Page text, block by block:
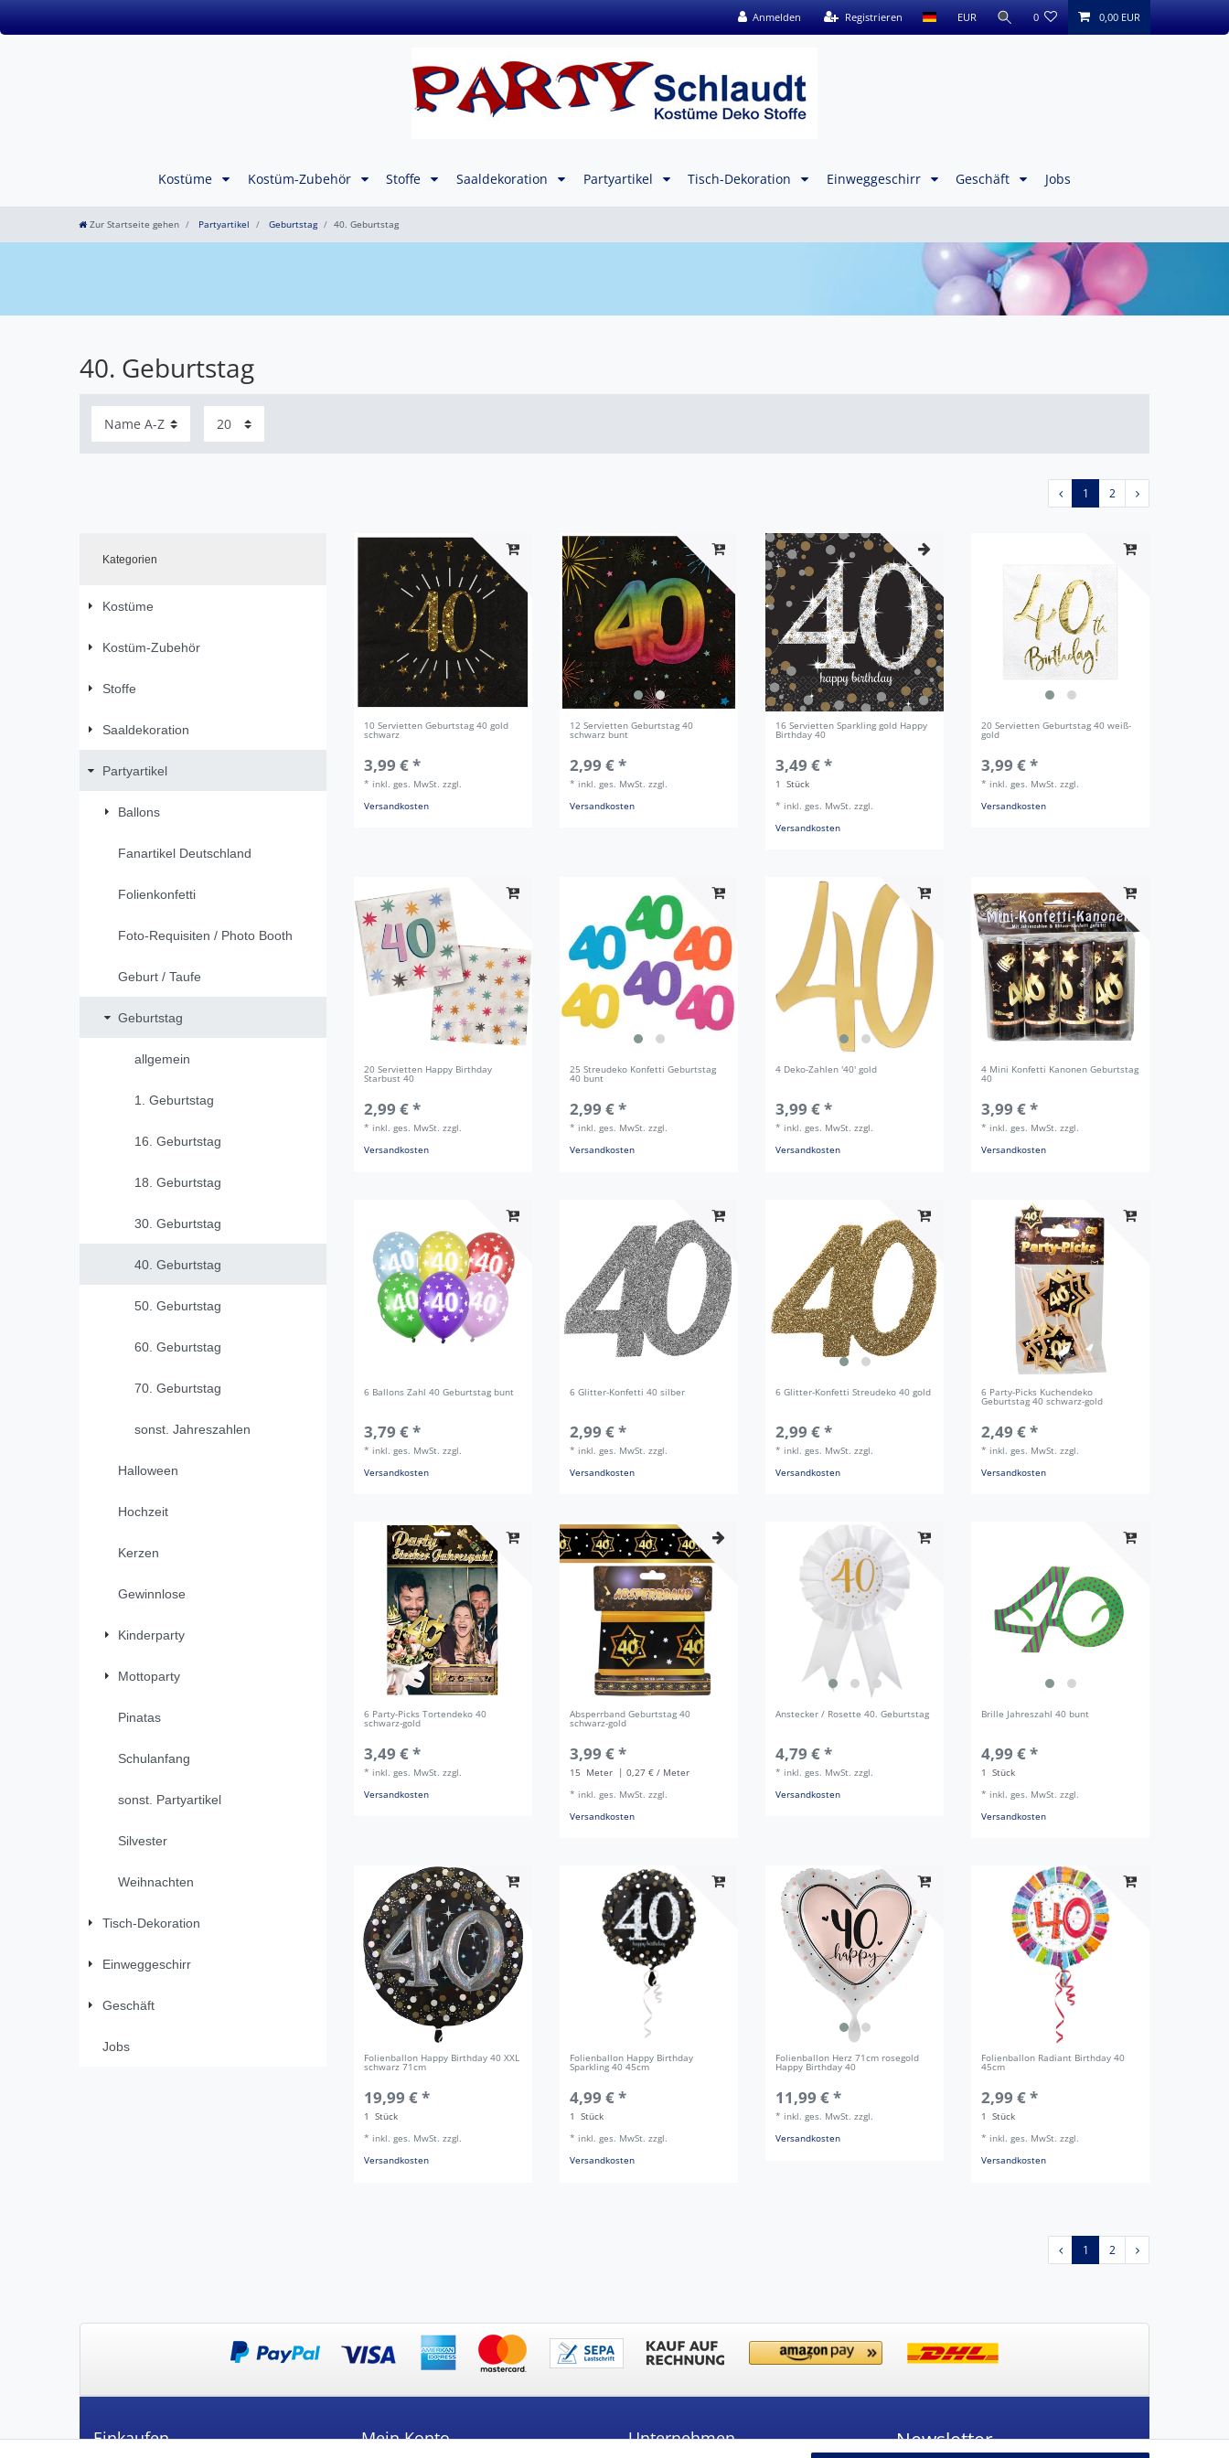
Anmelden Registrieren EUR 0 0,00 EUR
Kostüme Kostüm-Zubehör Stoffe Saaldekoration Partyartikel Tisch-Dekoration Einweggeschirr Geschäft Jobs
Zur Startseite gehen Partyartikel Geburtstag 40. Geburtstag
40. Geburtstag
1 2
Kategorien
Kostüme
Kostüm-Zubehör
Stoffe
Saaldekoration
Partyartikel
Ballons
Fanartikel Deutschland
Folienkonfetti
Foto-Requisiten / Photo Booth
Geburt / Taufe
Geburtstag
allgemein
1. Geburtstag
16. Geburtstag
18. Geburtstag
30. Geburtstag
40. Geburtstag
50. Geburtstag
60. Geburtstag
70. Geburtstag
sonst. Jahreszahlen
Halloween
Hochzeit
Kerzen
Gewinnlose
Kinderparty
Mottoparty
Pinatas
Schulanfang
sonst. Partyartikel
Silvester
Weihnachten
Tisch-Dekoration
Einweggeschirr
Geschäft
Jobs
10 Servietten Geburtstag 40 gold
schwarz
3,99 € *
* inkl. ges. MwSt. zzgl.
Versandkosten
12 Servietten Geburtstag 40
schwarz bunt
2,99 € *
* inkl. ges. MwSt. zzgl.
Versandkosten
16 Servietten Sparkling gold Happy
Birthday 40
3,49 € *
1
Stück
* inkl. ges. MwSt. zzgl.
Versandkosten
20 Servietten Geburtstag 40 weiß-
gold
3,99 € *
* inkl. ges. MwSt. zzgl.
Versandkosten
20 Servietten Happy Birthday
Starbust 40
2,99 € *
* inkl. ges. MwSt. zzgl.
Versandkosten
25 Streudeko Konfetti Geburtstag
40 bunt
2,99 € *
* inkl. ges. MwSt. zzgl.
Versandkosten
4 Deko-Zahlen '40' gold
3,99 € *
* inkl. ges. MwSt. zzgl.
Versandkosten
4 Mini Konfetti Kanonen Geburtstag
40
3,99 € *
* inkl. ges. MwSt. zzgl.
Versandkosten
6 Ballons Zahl 40 Geburtstag bunt
3,79 € *
* inkl. ges. MwSt. zzgl.
Versandkosten
6 Glitter-Konfetti 40 silber
2,99 € *
* inkl. ges. MwSt. zzgl.
Versandkosten
6 Glitter-Konfetti Streudeko 40 gold
2,99 € *
* inkl. ges. MwSt. zzgl.
Versandkosten
6 Party-Picks Kuchendeko
Geburtstag 40 schwarz-gold
2,49 € *
* inkl. ges. MwSt. zzgl.
Versandkosten
6 Party-Picks Tortendeko 40
schwarz-gold
3,49 € *
* inkl. ges. MwSt. zzgl.
Versandkosten
Absperrband Geburtstag 40
schwarz-gold
3,99 € *
15 Meter
| 0,27 € / Meter
* inkl. ges. MwSt. zzgl.
Versandkosten
Anstecker / Rosette 40. Geburtstag
4,79 € *
* inkl. ges. MwSt. zzgl.
Versandkosten
Brille Jahreszahl 40 bunt
4,99 € *
1
Stück
* inkl. ges. MwSt. zzgl.
Versandkosten
Folienballon Happy Birthday 40 XXL
schwarz 71cm
19,99 € *
1
Stück
* inkl. ges. MwSt. zzgl.
Versandkosten
Folienballon Happy Birthday
Sparkling 40 45cm
4,99 € *
1
Stück
* inkl. ges. MwSt. zzgl.
Versandkosten
Folienballon Herz 71cm rosegold
Happy Birthday 40
11,99 € *
* inkl. ges. MwSt. zzgl.
Versandkosten
Folienballon Radiant Birthday 40
45cm
2,99 € *
1
Stück
* inkl. ges. MwSt. zzgl.
Versandkosten
1 2
Einkaufen Mein Konto Unternehmen Newsletter